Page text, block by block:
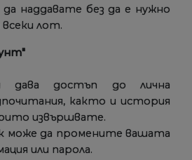
наддавате без да е нужно
лот.
дава достъп до лична
както и история
извършвате.
може да промените вашата
или парола.